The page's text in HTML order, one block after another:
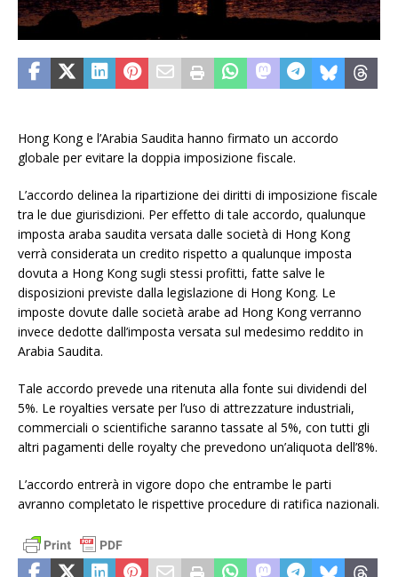
Hong Kong e l’Arabia Saudita hanno firmato un accordo
globale per evitare la doppia imposizione fiscale.
L’accordo delinea la ripartizione dei diritti di imposizione fiscale
tra le due giurisdizioni. Per effetto di tale accordo, qualunque
imposta araba saudita versata dalle società di Hong Kong
verrà considerata un credito rispetto a qualunque imposta
dovuta a Hong Kong sugli stessi profitti, fatte salve le
disposizioni previste dalla legislazione di Hong Kong. Le
imposte dovute dalle società arabe ad Hong Kong verranno
invece dedotte dall’imposta versata sul medesimo reddito in
Arabia Saudita.
Tale accordo prevede una ritenuta alla fonte sui dividendi del
5%. Le royalties versate per l’uso di attrezzature industriali,
commerciali o scientifiche saranno tassate al 5%, con tutti gli
altri pagamenti delle royalty che prevedono un’aliquota dell’8%.
L’accordo entrerà in vigore dopo che entrambe le parti
avranno completato le rispettive procedure di ratifica nazionali.